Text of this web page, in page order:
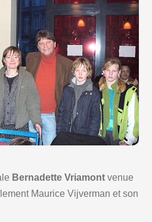
Bernadette Vriamontvenue
Maurice Vijverman et son